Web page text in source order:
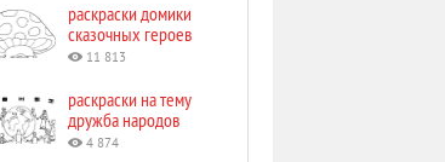
раскраски домики
сказочных героев
11 813
раскраски на тему
дружба народов
4 874